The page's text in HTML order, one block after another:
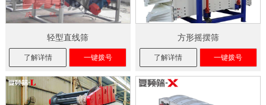
轻型直线筛
了解详情 一键拨号
方形摇摆筛
了解详情 一键拨号